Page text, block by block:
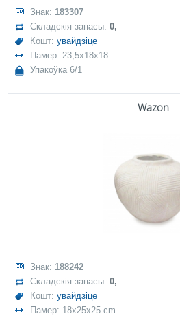
Знак: 183307
Складскія запасы:0,
Кошт:увайдзіце
Памер: 23,5x18x18
Упакоўка 6/1
Wazon
Знак: 188242
Складскія запасы:0,
Кошт:увайдзіце
Памер: 18x25x25 cm